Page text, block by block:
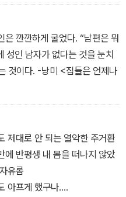
깐깐하게 굴었다. “남편은 뭐
성인 남자가 없다는 것을 눈치
것이다. -낭미 <집들은 언제나
제대로 안 되는 열악한 주거환
에 반평생 내 몸을 떠나지 않았
유롭
아프게 했구나….